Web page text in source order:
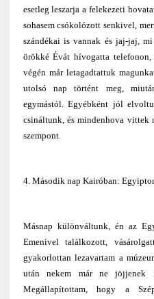
esetleg leszarja a felekezeti
sohasem csókolózott senkivel,
szándékai is vannak és jaj-jaj,
örökké Évát hívogatta
végén már letagadtattuk
utolsó nap történt meg,
egymástól. Egyébként jól
csináltunk, és mindenhova vittek
szempont.
4. Második nap Kairóban:
Másnap különváltunk, én az
Emenivel találkozott,
gyakorlottan lezavartam a
után nekem már ne jöjjenek
Megállapítottam, hogy a